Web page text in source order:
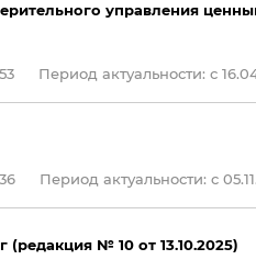
управления
Период актуальности: с
Период актуальности: c
№ 10 от 13.10.2025)